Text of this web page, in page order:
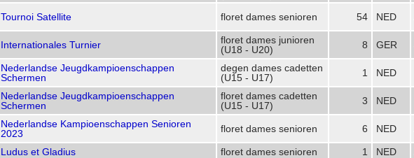
Tournoi Satellite floret dames senioren 54 NED
Internationales Turnier
floret dames junioren
(U18 - U20)
8 GER
Nederlandse Jeugdkampioenschappen
Schermen
degen dames cadetten
(U15 - U17)
1 NED
Nederlandse Jeugdkampioenschappen
Schermen
floret dames cadetten
(U15 - U17)
3 NED
Nederlandse Kampioenschappen Senioren
2023
floret dames senioren 6 NED
Ludus et Gladius floret dames senioren 1 NED